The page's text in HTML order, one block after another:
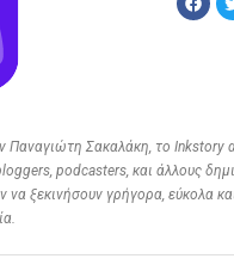
Παναγιώτη Σακαλάκη, το Inkstory
podcasters, και άλλους
να ξεκινήσουν γρήγορα, εύκολα